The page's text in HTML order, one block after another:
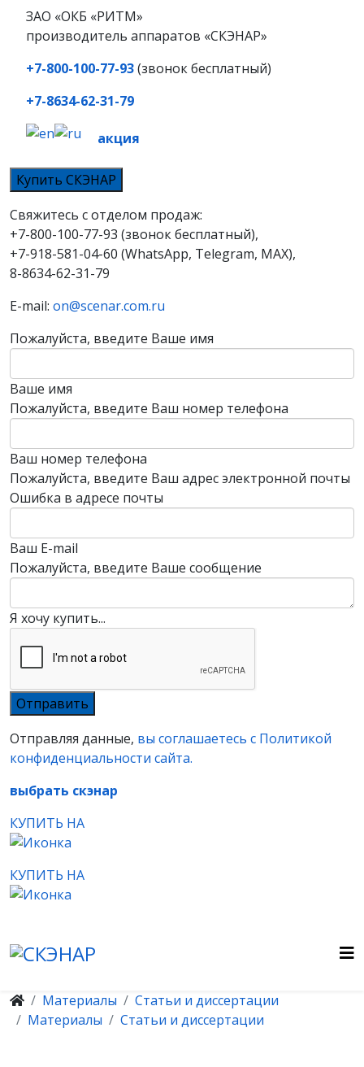
ЗАО «ОКБ «РИТМ»
производитель аппаратов «СКЭНАР»
+7-800-100-77-93(звонок бесплатный)
+7-8634-62-31-79
акция
Купить СКЭНАР
Свяжитесь с отделом продаж:
+7-800-100-77-93 (звонок бесплатный),
+7-918-581-04-60 (WhatsApp, Telegram, MAX),
8-8634-62-31-79
E-mail: on@scenar.com.ru
Пожалуйста, введите Ваше имя
Ваше имя
Пожалуйста, введите Ваш номер телефона
Ваш номер телефона
Пожалуйста, введите Ваш адрес электронной почты
Ошибка в адресе почты
Ваш E-mail
Пожалуйста, введите Ваше сообщение
Я хочу купить...
Отправляя данные, вы соглашаетесь с Политикой
конфиденциальности сайта.
выбрать скэнар
КУПИТЬ НА
КУПИТЬ НА
Материалы
Статьи и диссертации
Материалы
Статьи и диссертации